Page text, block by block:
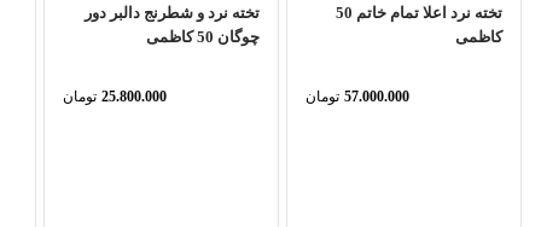
تخته نرد اعلا تمام خاتم 50
کاظمی
تومان 57.000.000
تخته نرد و شطرنج دالبر دور
چوگان 50 کاظمی
تومان 25.800.000